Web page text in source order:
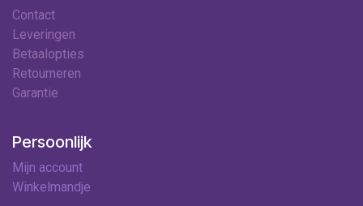
Contact
Leveringen
Betaalopties
Retourneren
Garantie
Persoonlijk
Mijn account
Winkelmandje